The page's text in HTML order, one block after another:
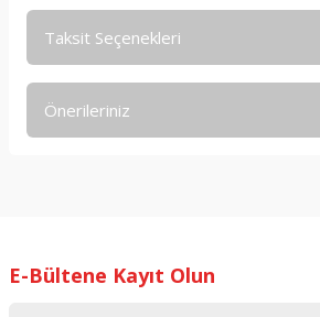
Taksit Seçenekleri
Önerileriniz
Ürün resmi kalitesiz, bozuk veya
E-Bültene Kayıt Olun